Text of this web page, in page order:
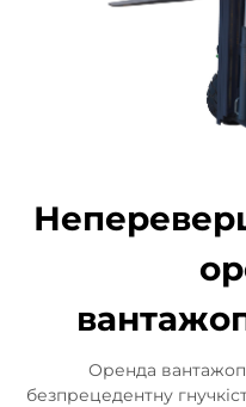
Оренда
безпрецедентну